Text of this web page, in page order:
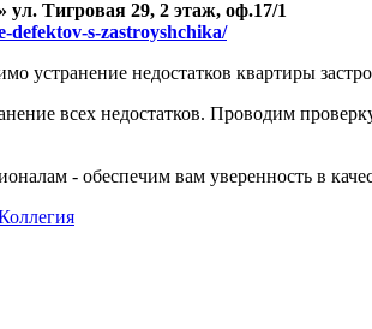
ул. Тигровая 29, 2 этаж, оф.17/1
defektov-s-zastroyshchika/
устранение недостатков квартиры
всех недостатков. Проводим
- обеспечим вам уверенность в